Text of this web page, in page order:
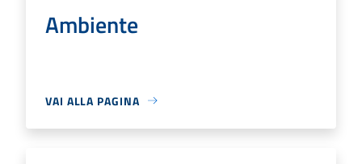
Ambiente
VAI ALLA PAGINA